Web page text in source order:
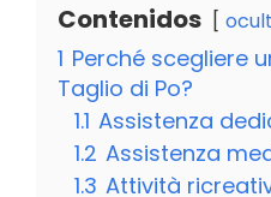
Contenidos
1 Perché scegliere
Taglio di Po?
1.1 Assistenza
1.2 Assistenza
1.3 Attività